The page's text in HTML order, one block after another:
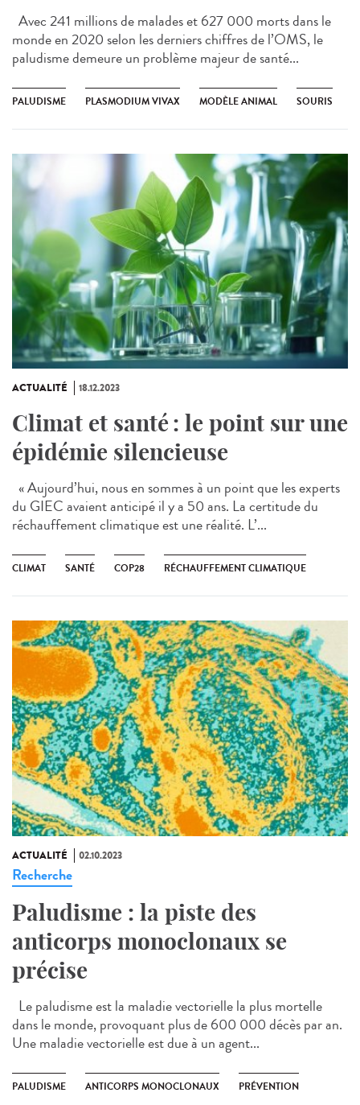
Avec 241 millions de malades et 627 000 morts dans le
monde en 2020 selon les derniers chiffres de l’OMS, le
paludisme demeure un problème majeur de santé...
PALUDISME PLASMODIUM VIVAX MODÈLE ANIMAL SOURIS
ACTUALITÉ 18.12.2023
Climat et santé : le point sur une
épidémie silencieuse
« Aujourd’hui, nous en sommes à un point que les experts
du GIEC avaient anticipé il y a 50 ans. La certitude du
réchauffement climatique est une réalité. L’...
CLIMAT SANTÉ COP28 RÉCHAUFFEMENT CLIMATIQUE
ACTUALITÉ 02.10.2023
Recherche
Paludisme : la piste des
anticorps monoclonaux se
précise
Le paludisme est la maladie vectorielle la plus mortelle
dans le monde, provoquant plus de 600 000 décès par an.
Une maladie vectorielle est due à un agent...
PALUDISME ANTICORPS MONOCLONAUX PRÉVENTION